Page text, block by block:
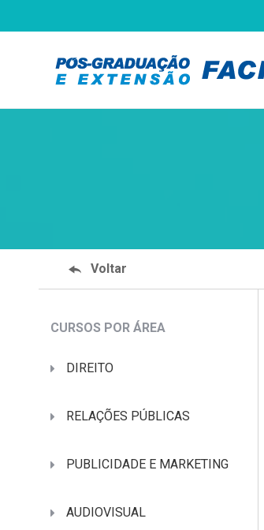
Voltar
CURSOS POR ÁREA
DIREITO
RELAÇÕES PÚBLICAS
PUBLICIDADE E MARKETING
AUDIOVISUAL